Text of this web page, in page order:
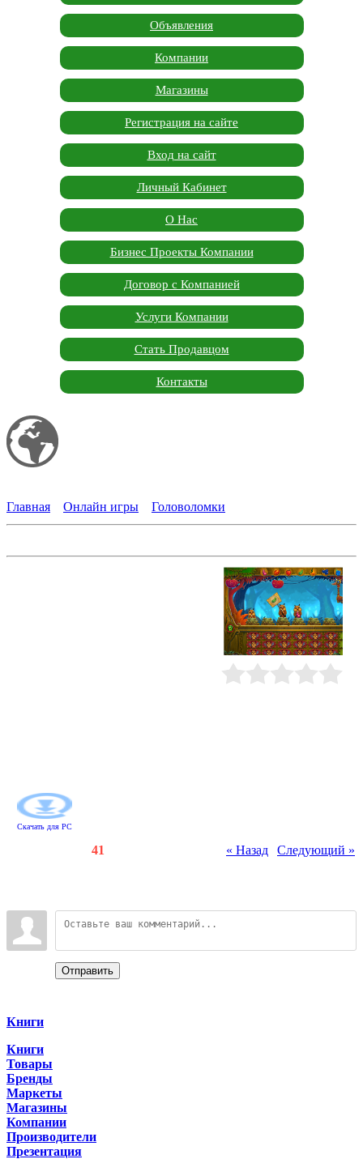
Объявления
Компании
Магазины
Регистрация на сайте
Вход на сайт
Личный Кабинет
О Нас
Бизнес Проекты Компании
Договор с Компанией
Услуги Компании
Стать Продавцом
Контакты
Главная
Онлайн игры Головоломки
Скачать для PC
« Назад Следующий »
41
Отправить
Книги
Книги
Товары
Бренды
Маркеты
Магазины
Компании
Производители
Презентация